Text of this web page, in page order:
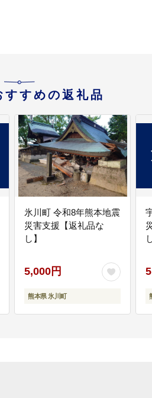
すすめの返礼品
氷川町 令和8年熊本地震
災害支援【返礼品な
し】
5,000円
熊本県 氷川町